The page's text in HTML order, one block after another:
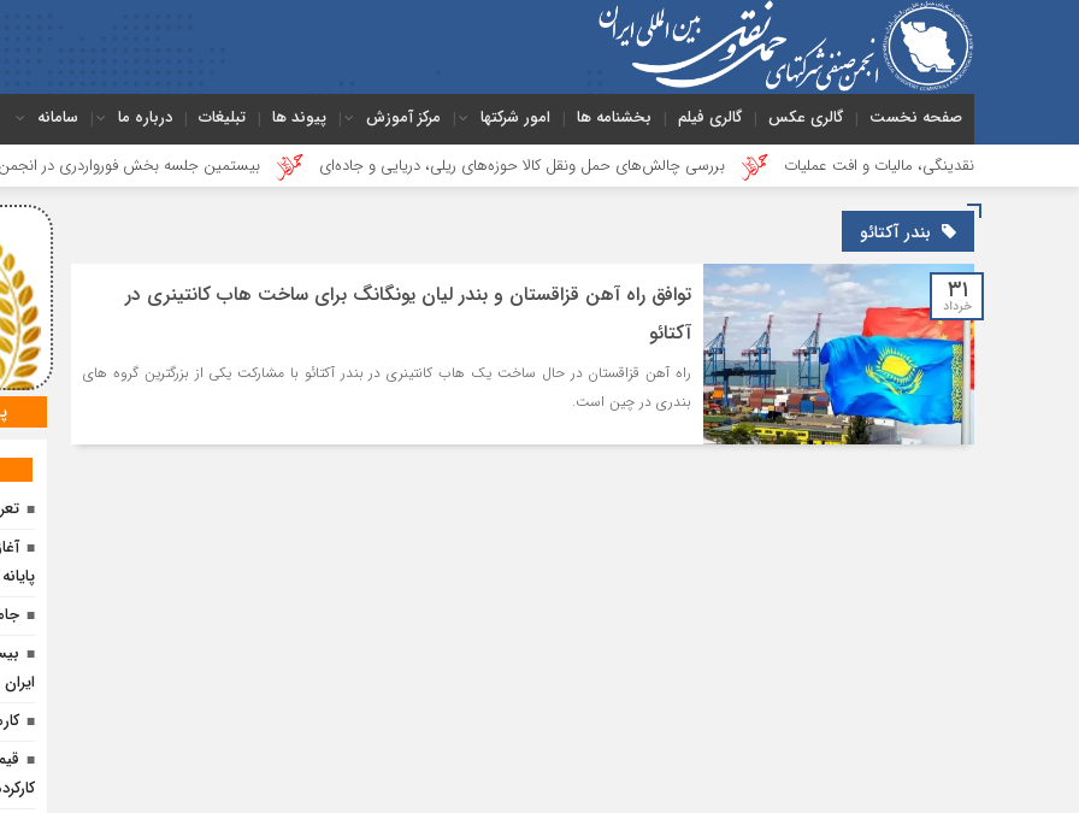
صفحه نخست گالری عکس گالری فیلم بخشنامه ها امور شرکتها مرکز آموزش پیوند ها تبلیغات درباره ما سامانه
نقدینگی، مالیات و افت عملیات بررسی چالش‌های حمل ونقل کالا حوزه‌های ریلی، دریایی و جاده‌ای بیستمین جلسه بخش فورواردری در انجمن ایران
بندر آکتائو
۳۱
خرداد
توافق راه آهن قزاقستان و بندر لیان یونگانگ برای ساخت هاب کانتینری در
آکتائو
راه آهن قزاقستان در حال ساخت یک هاب کانتینری در بندر آکتائو با مشارکت یکی از بزرگترین گروه های
بندری در چین است.